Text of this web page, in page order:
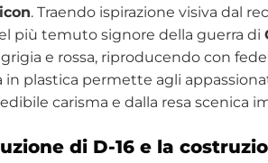
. Traendo ispirazione visiva dal
più temuto signore della guerra di
grigia e rossa, riproducendo con
in plastica permette agli
carisma e dalla resa scenica
di D-16 e la